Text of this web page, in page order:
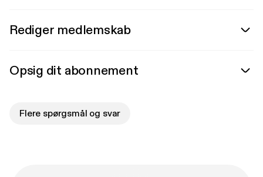
Rediger medlemskab
Opsig dit abonnement
Flere spørgsmål og svar